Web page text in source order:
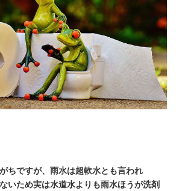
ちですが、雨水は超軟水とも言われ
いため実は水道水よりも雨水ほうが洗剤